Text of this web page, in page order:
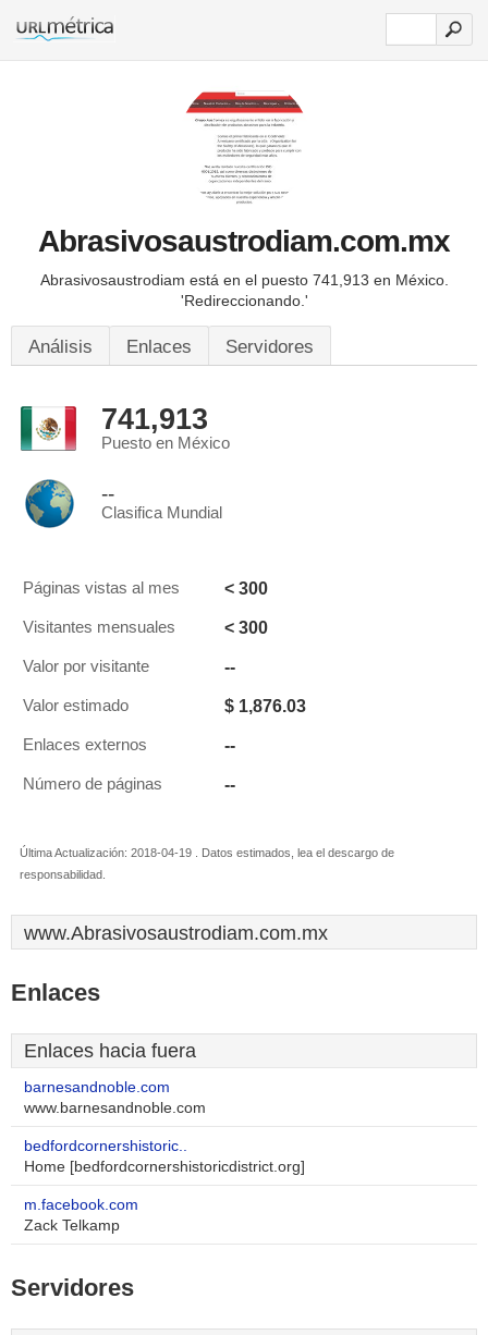
Abrasivosaustrodiam.com.mx
Abrasivosaustrodiam está en el puesto 741,913 en México.
'Redireccionando.'
Análisis Enlaces Servidores
741,913
Puesto en México
--
Clasifica Mundial
Páginas vistas al mes < 300
Visitantes mensuales < 300
Valor por visitante --
Valor estimado $ 1,876.03
Enlaces externos --
Número de páginas --
Última Actualización: 2018-04-19 . Datos estimados, lea el descargo de
responsabilidad.
www.Abrasivosaustrodiam.com.mx
Enlaces
Enlaces hacia fuera
barnesandnoble.com
www.barnesandnoble.com
bedfordcornershistoric..
Home [bedfordcornershistoricdistrict.org]
m.facebook.com
Zack Telkamp
Servidores